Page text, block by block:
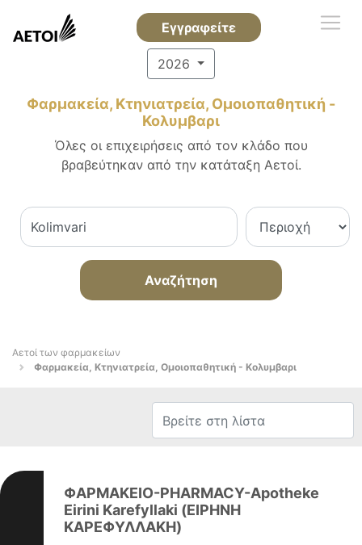
Εγγραφείτε
2026
Φαρμακεία, Κτηνιατρεία, Ομοιοπαθητική -
Κολυμβαρι
Όλες οι επιχειρήσεις από τον κλάδο που
βραβεύτηκαν από την κατάταξη Αετοί.
Αναζήτηση
Αετοί των φαρμακείων
Φαρμακεία, Κτηνιατρεία, Ομοιοπαθητική - Κολυμβαρι
ΦΑΡΜΑΚΕΙΟ-PHARMACY-Apotheke
Eirini Karefyllaki (ΕΙΡΗΝΗ
ΚΑΡΕΦΥΛΛΑΚΗ)